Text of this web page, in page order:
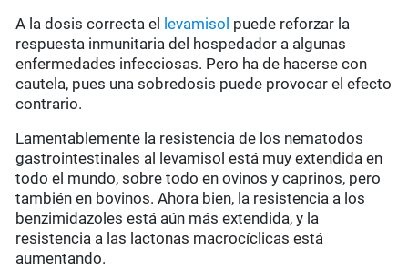
A la dosis correcta el levamisol puede reforzar la
respuesta inmunitaria del hospedador a algunas
enfermedades infecciosas. Pero ha de hacerse con
cautela, pues una sobredosis puede provocar el efecto
contrario.
Lamentablemente la resistencia de los nematodos
gastrointestinales al levamisol está muy extendida en
todo el mundo, sobre todo en ovinos y caprinos, pero
también en bovinos. Ahora bien, la resistencia a los
benzimidazoles está aún más extendida, y la
resistencia a las lactonas macrocíclicas está
aumentando.